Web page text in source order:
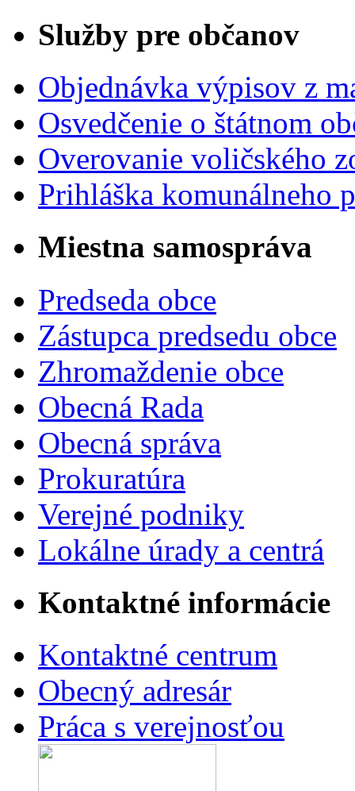
Služby pre občanov
Objednávka výpisov z
Osvedčenie o štátnom
Overovanie voličského
Prihláška komunálneho
Miestna samospráva
Predseda obce
Zástupca predsedu obce
Zhromaždenie obce
Obecná Rada
Obecná správa
Prokuratúra
Verejné podniky
Lokálne úrady a centrá
Kontaktné informácie
Kontaktné centrum
Obecný adresár
Práca s verejnosťou